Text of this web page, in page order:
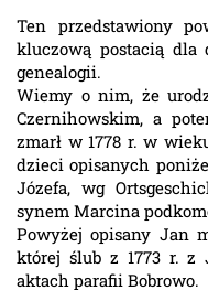
Ten przedstawiony
kluczową postacią dla
genealogii.
Wiemy o nim, że
Czernihowskim, a
zmarł w 1778 r. w
dzieci opisanych
Józefa, wg
synem Marcina
Powyżej opisany Jan
której ślub z 1773 r. z
aktach parafii Bobrowo.